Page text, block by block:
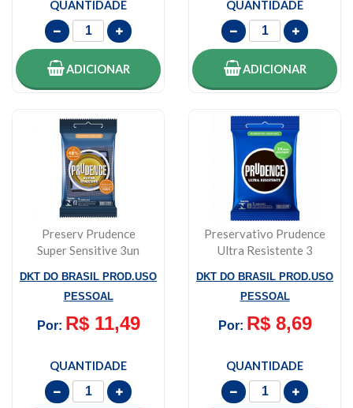
QUANTIDADE
ADICIONAR
QUANTIDADE
ADICIONAR
Preserv Prudence
Super Sensitive 3un
DKT DO BRASIL PROD.USO
PESSOAL
Por: R$ 11,49
QUANTIDADE
Preservativo Prudence
Ultra Resistente 3
DKT DO BRASIL PROD.USO
PESSOAL
Por: R$ 8,69
QUANTIDADE